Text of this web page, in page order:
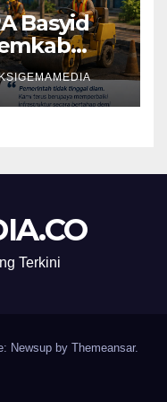
Basyid
Aman
Terkini
Newsup by Themeansar.